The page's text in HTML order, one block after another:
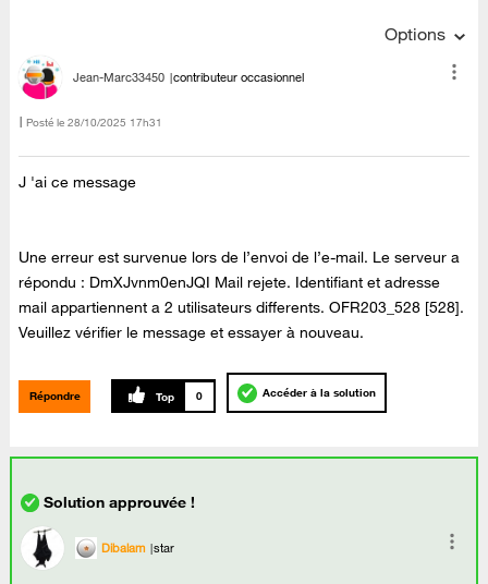
Options
Jean-Marc33450 contributeur occasionnel
Posté le ‎28/10/2025 17h31
J 'ai ce message
Une erreur est survenue lors de l’envoi de l’e-mail. Le serveur a
répondu : DmXJvnm0enJQI Mail rejete. Identifiant et adresse
mail appartiennent a 2 utilisateurs differents. OFR203_528 [528].
Veuillez vérifier le message et essayer à nouveau.
Répondre 0 Accéder à la solution
Dibalam star